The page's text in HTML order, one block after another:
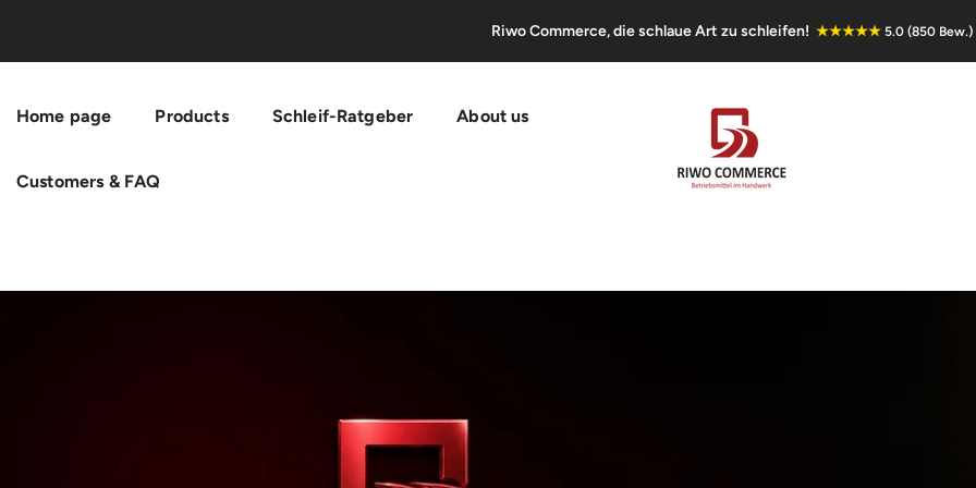
Riwo Commerce, die schlaue Art zu schleifen! ★★★★★ 5.0 (850 Bew.)
Home page Products Schleif-Ratgeber About us
Customers & FAQ